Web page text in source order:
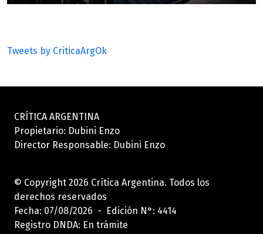
Tweets by CriticaArgOk
CRÍTICA ARGENTINA
Propietario: Dubini Enzo
Director Responsable: Dubini Enzo
© Copyright 2026 Crítica Argentina. Todos los
derechos reservados
Fecha: 07/08/2026 - Edición N°: 4414
Registro DNDA: En trámite